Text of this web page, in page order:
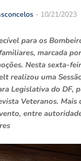
- 10/21/2023
para os
marcada
Nesta sexta-
realizou uma
Legislativa do DF,
Veteranos. Mais
entre